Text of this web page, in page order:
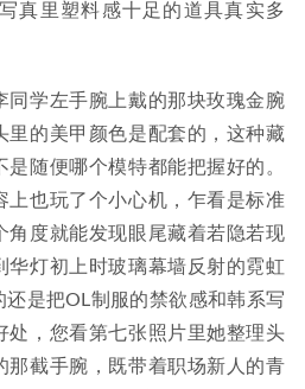
真里塑料感十足的道具真实多
同学左手腕上戴的那块玫瑰金腕
里的美甲颜色是配套的，这种藏
随便哪个模特都能把握好的。
上也玩了个小心机，乍看是标准
角度就能发现眼尾藏着若隐若现
华灯初上时玻璃幕墙反射的霓虹
是把OL制服的禁欲感和韩系写
处，您看第七张照片里她整理头
那截手腕，既带着职场新人的青